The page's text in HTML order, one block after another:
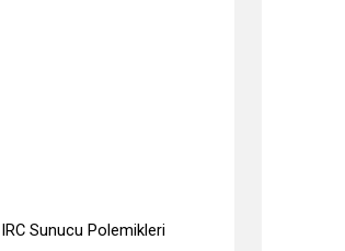
IRC Sunucu Polemikleri